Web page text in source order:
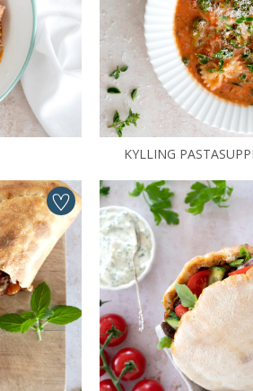
KYLLING